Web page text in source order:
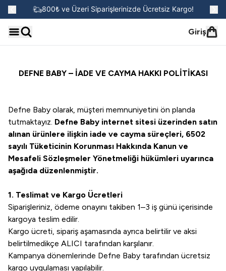
800₺ ve Üzeri Siparişlerinizde Ücretsiz Kargo!
Giriş
DEFNE BABY – İADE VE CAYMA HAKKI POLİTİKASI
Defne Baby olarak, müşteri memnuniyetini ön planda
tutmaktayız. Defne Baby internet sitesi üzerinden satın
alınan ürünlere ilişkin iade ve cayma süreçleri, 6502
sayılı Tüketicinin Korunması Hakkında Kanun ve
Mesafeli Sözleşmeler Yönetmeliği hükümleri uyarınca
aşağıda düzenlenmiştir.
1. Teslimat ve Kargo Ücretleri
Siparişleriniz, ödeme onayını takiben 1–3 iş günü içerisinde
kargoya teslim edilir.
Kargo ücreti, sipariş aşamasında ayrıca belirtilir ve aksi
belirtilmedikçe ALICI tarafından karşılanır.
Kampanya dönemlerinde Defne Baby tarafından ücretsiz
kargo uygulaması yapılabilir.